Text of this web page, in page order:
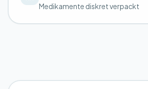
Medikamente diskret verpackt